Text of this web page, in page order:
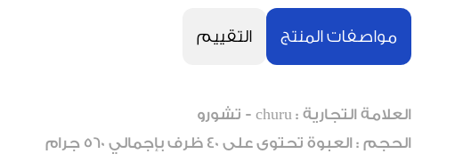
مواصفات المنتج التقييم
العلامة التجارية : churu - تشورو
الحجم : العبوة تحتوى على 40 ظرف بإجمالي 560 جرام